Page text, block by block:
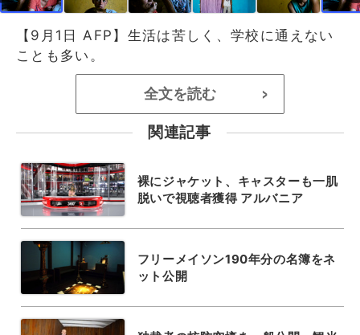
【9月1日 AFP】生活は苦しく、学校に通えない
ことも多い。
全文を読む >
関連記事
裸にジャケット、キャスターも一肌
脱いで視聴者獲得 アルバニア
フリーメイソン190年分の名簿をネ
ット公開